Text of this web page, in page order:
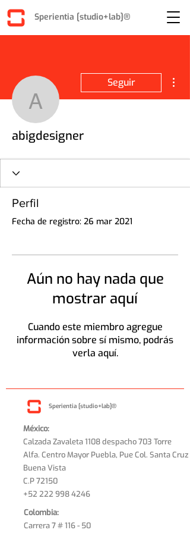
Sperientia [studio+lab]®
abigdesigner
Seguir
abigdesigner
Perfil
Fecha de registro: 26 mar 2021
Aún no hay nada que
mostrar aquí
Cuando este miembro agregue
información sobre sí mismo, podrás
verla aquí.
Sperientia [studio+lab]®
México:
Calzada Zavaleta 1108 despacho 703 Torre
Alfa. Centro Mayor Puebla, Pue Col. Santa Cruz
Buena Vista
C.P 72150
+52 222 998 4246
Colombia:
Carrera 7 # 116 - 50